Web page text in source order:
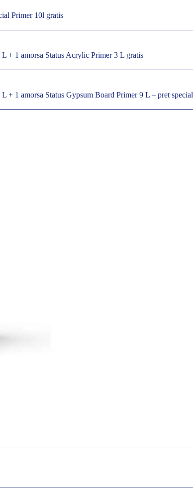
Primer 10l gratis
+ 1 amorsa Status Acrylic Primer 3 L gratis
+ 1 amorsa Status Gypsum Board Primer 9 L – pret special